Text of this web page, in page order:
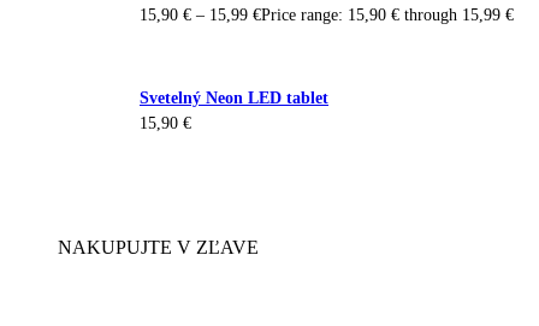
15,90 € – 15,99 €Price range: 15,90 € through 15,99 €
Svetelný Neon LED tablet
15,90 €
NAKUPUJTE V ZĽAVE